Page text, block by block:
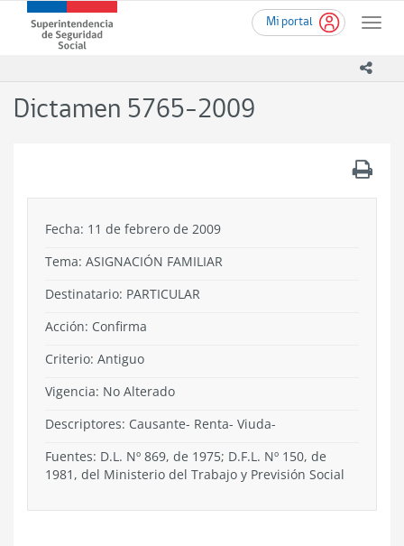
contenido
Mi portal
Toggle
Superintendencia
de
-
Dictamen 5765-2009
Fecha: 11 de febrero de 2009
Tema: ASIGNACIÓN FAMILIAR
Destinatario: PARTICULAR
Acción: Confirma
Criterio: Antiguo
Vigencia: No Alterado
Descriptores: Causante- Renta- Viuda-
Fuentes: D.L. Nº 869, de 1975; D.F.L. Nº 150, de
1981, del Ministerio del Trabajo y Previsión Social